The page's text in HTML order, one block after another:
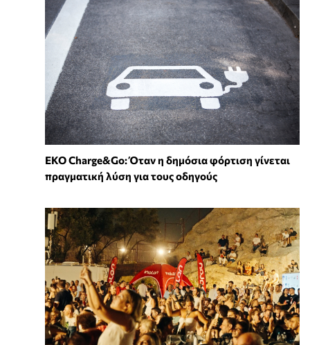
EKO Charge&Go: Όταν η δημόσια φόρτιση γίνεται
πραγματική λύση για τους οδηγούς